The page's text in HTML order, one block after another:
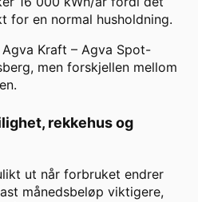
for en normal husholdning.
Agva Kraft – Agva Spot-
, men forskjellen mellom
rekkehus og
ut når forbruket endrer
månedsbeløp viktigere,